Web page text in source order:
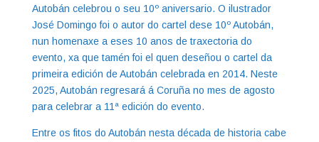
Autobán celebrou o seu 10º aniversario. O ilustrador
José Domingo foi o autor do cartel dese 10º Autobán,
nun homenaxe a eses 10 anos de traxectoria do
evento, xa que tamén foi el quen deseñou o cartel da
primeira edición de Autobán celebrada en 2014. Neste
2025, Autobán regresará á Coruña no mes de agosto
para celebrar a 11ª edición do evento.
Entre os fitos do Autobán nesta década de historia cabe